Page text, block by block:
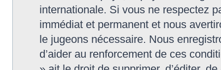
internationale. Si vous ne respectez
immédiat et permanent et nous
le jugeons nécessaire. Nous
d’aider au renforcement de ces